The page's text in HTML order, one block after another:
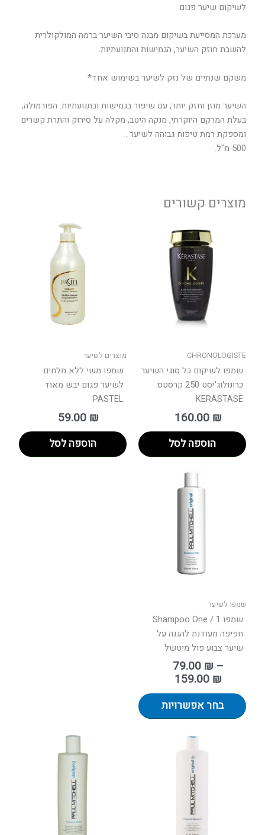
לשיקום שיער פגום
מערכת המסייעת בשיקום מבנה סיבי השיער ברמה המולקולרית
להשבת חוזק השיער, הגמישות והתנועתיות.
משקם שנתיים של נזק לשיער בשימוש אחד*
השיער מוזן וחזק יותר, עם שיפור בגמישות ובתנועתיות. הפורמולה,
בעלת המרקם היוקרתי, מנקה היטב, מקלה על סירוק והתרת קשרים
ומספקת רמת טיפוח גבוהה לשיער .
500 מ"ל.
מוצרים קשורים
CHRONOLOGISTE
שמפו לשיקום כל סוגי השיער
כרונולוג'יסט 250 קרסטס
KERASTASE
160.00 ₪
הוספה לסל
מוצרים לשיער
שמפו משי ללא מלחים
לשיער פגום יבש מאוד
PASTEL
59.00 ₪
הוספה לסל
שמפו לשיער
שמפו 1 / Shampoo One
חפיפה מעודנת להגנה על
שיער צבוע פול מיטשל
79.00 ₪ –
159.00 ₪
בחר אפשרויות